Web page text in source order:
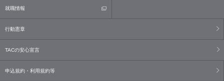
就職情報
行動憲章
TACの安心宣言
申込規約・利用規約等